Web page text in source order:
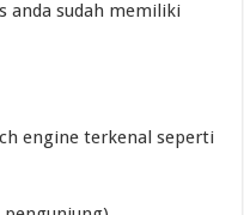
anda sudah memiliki
engine terkenal seperti